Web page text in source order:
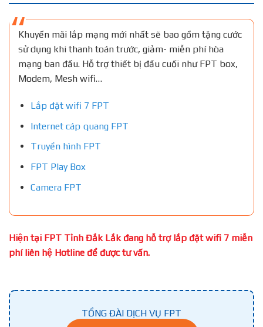
Khuyến mãi lắp mạng mới nhất sẽ bao gồm tặng cước
sử dụng khi thanh toán trước, giảm- miễn phí hòa
mạng ban đầu. Hỗ trợ thiết bị đầu cuối như FPT box,
Modem, Mesh wifi…
Lắp đặt wifi 7 FPT
Internet cáp quang FPT
Truyền hình FPT
FPT Play Box
Camera FPT
Hiện tại FPT Tỉnh Đắk Lắk đang hỗ trợ lắp đặt wifi 7 miễn
phí liên hệ Hotline để được tư vấn.
TỔNG ĐÀI DỊCH VỤ FPT